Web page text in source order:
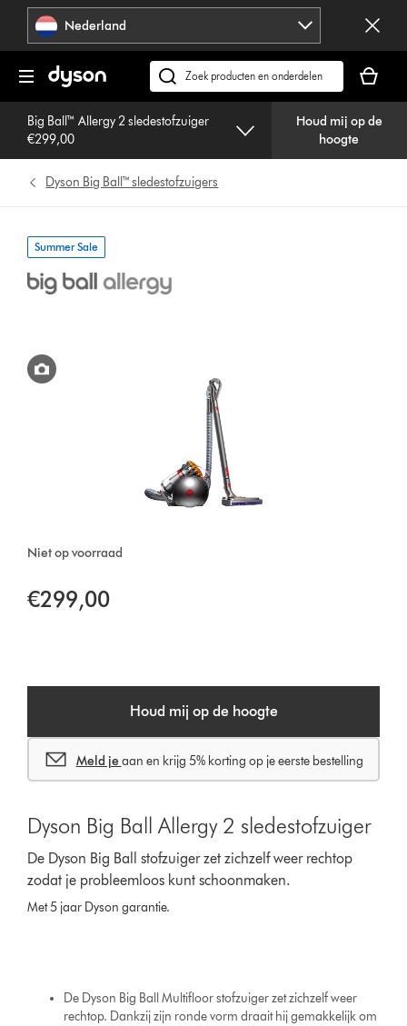
Navigatie
overslaan
Nederland
Zoek
op
dyson.nl
is
leeg
Big Ball™ Allergy 2 sledestofzuiger
€299,00
Houd mij op de
hoogte
Dyson Big Ball™ sledestofzuigers
Summer Sale
Niet op voorraad
€299,00
Houd mij op de hoogte
Meld je aan en krijg 5% korting op je eerste bestelling
Dyson Big Ball Allergy 2 sledestofzuiger
De Dyson Big Ball stofzuiger zet zichzelf weer rechtop
zodat je probleemloos kunt schoonmaken.
Met 5 jaar Dyson garantie.
De Dyson Big Ball Multifloor stofzuiger zet zichzelf weer
rechtop. Dankzij zijn ronde vorm draait hij gemakkelijk om